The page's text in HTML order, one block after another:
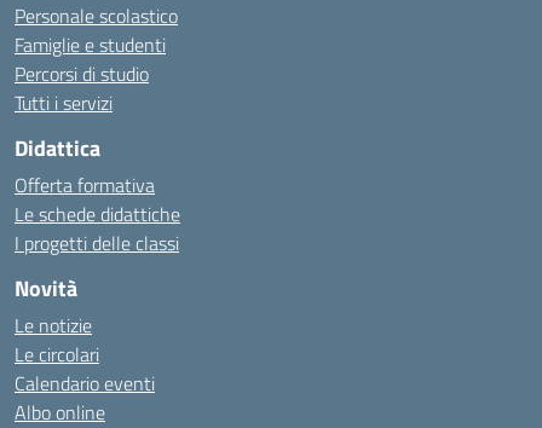
Personale scolastico
Famiglie e studenti
Percorsi di studio
Tutti i servizi
Didattica
Offerta formativa
Le schede didattiche
I progetti delle classi
Novità
Le notizie
Le circolari
Calendario eventi
Albo online